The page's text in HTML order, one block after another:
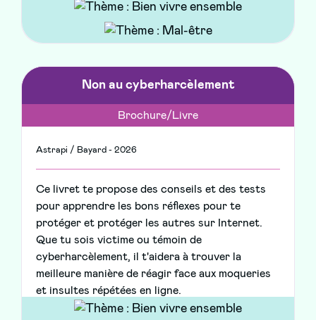
Non au cyberharcèlement
Brochure/Livre
Astrapi / Bayard - 2026
Ce livret te propose des conseils et des tests
pour apprendre les bons réflexes pour te
protéger et protéger les autres sur Internet.
Que tu sois victime ou témoin de
cyberharcèlement, il t'aidera à trouver la
meilleure manière de réagir face aux moqueries
et insultes répétées en ligne.